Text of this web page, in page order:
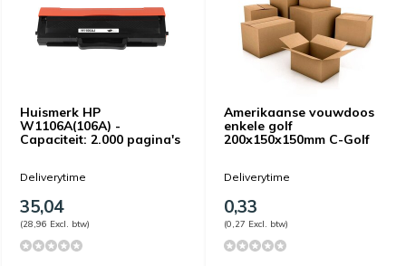
Huismerk HP
W1106A(106A) -
Capaciteit: 2.000 pagina's
Deliverytime
35,04
(28,96 Excl. btw)
Amerikaanse vouwdoos
enkele golf
200x150x150mm C-Golf
Deliverytime
0,33
(0,27 Excl. btw)